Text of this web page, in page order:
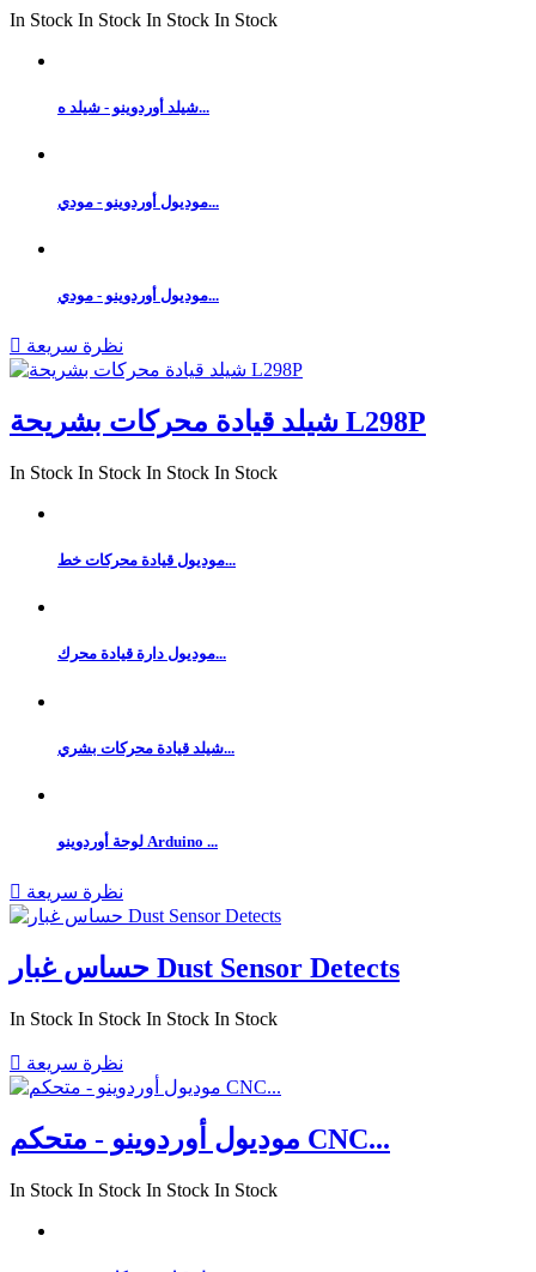
In Stock In Stock In Stock In Stock
شيلد أوردوينو - شيلد ه...
موديول أوردوينو - مودي...
موديول أوردوينو - مودي...
 نظرة سريعة
شيلد قيادة محركات بشريحة L298P
In Stock In Stock In Stock In Stock
موديول قيادة محركات خط...
موديول دارة قيادة محرك...
شيلد قيادة محركات بشري...
لوحة أوردوينو Arduino ...
 نظرة سريعة
حساس غبار Dust Sensor Detects
In Stock In Stock In Stock In Stock
 نظرة سريعة
موديول أوردوينو - متحكم CNC...
In Stock In Stock In Stock In Stock